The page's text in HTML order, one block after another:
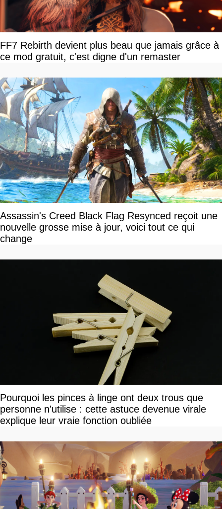
FF7 Rebirth devient plus beau que jamais grâce à
ce mod gratuit, c'est digne d'un remaster
Assassin's Creed Black Flag Resynced reçoit une
nouvelle grosse mise à jour, voici tout ce qui
change
Pourquoi les pinces à linge ont deux trous que
personne n'utilise : cette astuce devenue virale
explique leur vraie fonction oubliée